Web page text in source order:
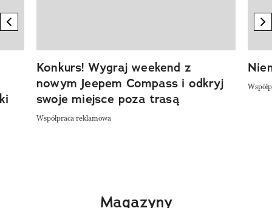
previous element
Konkurs! Wygraj weekend z
nowym Jeepem Compass i odkryj
swoje miejsce poza trasą
Współpraca reklamowa
Magazyny